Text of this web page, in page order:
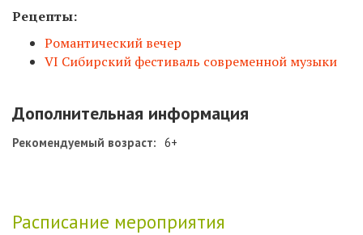
Рецепты:
Романтический вечер
VI Сибирский фестиваль современной музыки
Дополнительная информация
Рекомендуемый возраст: 6+
Расписание мероприятия